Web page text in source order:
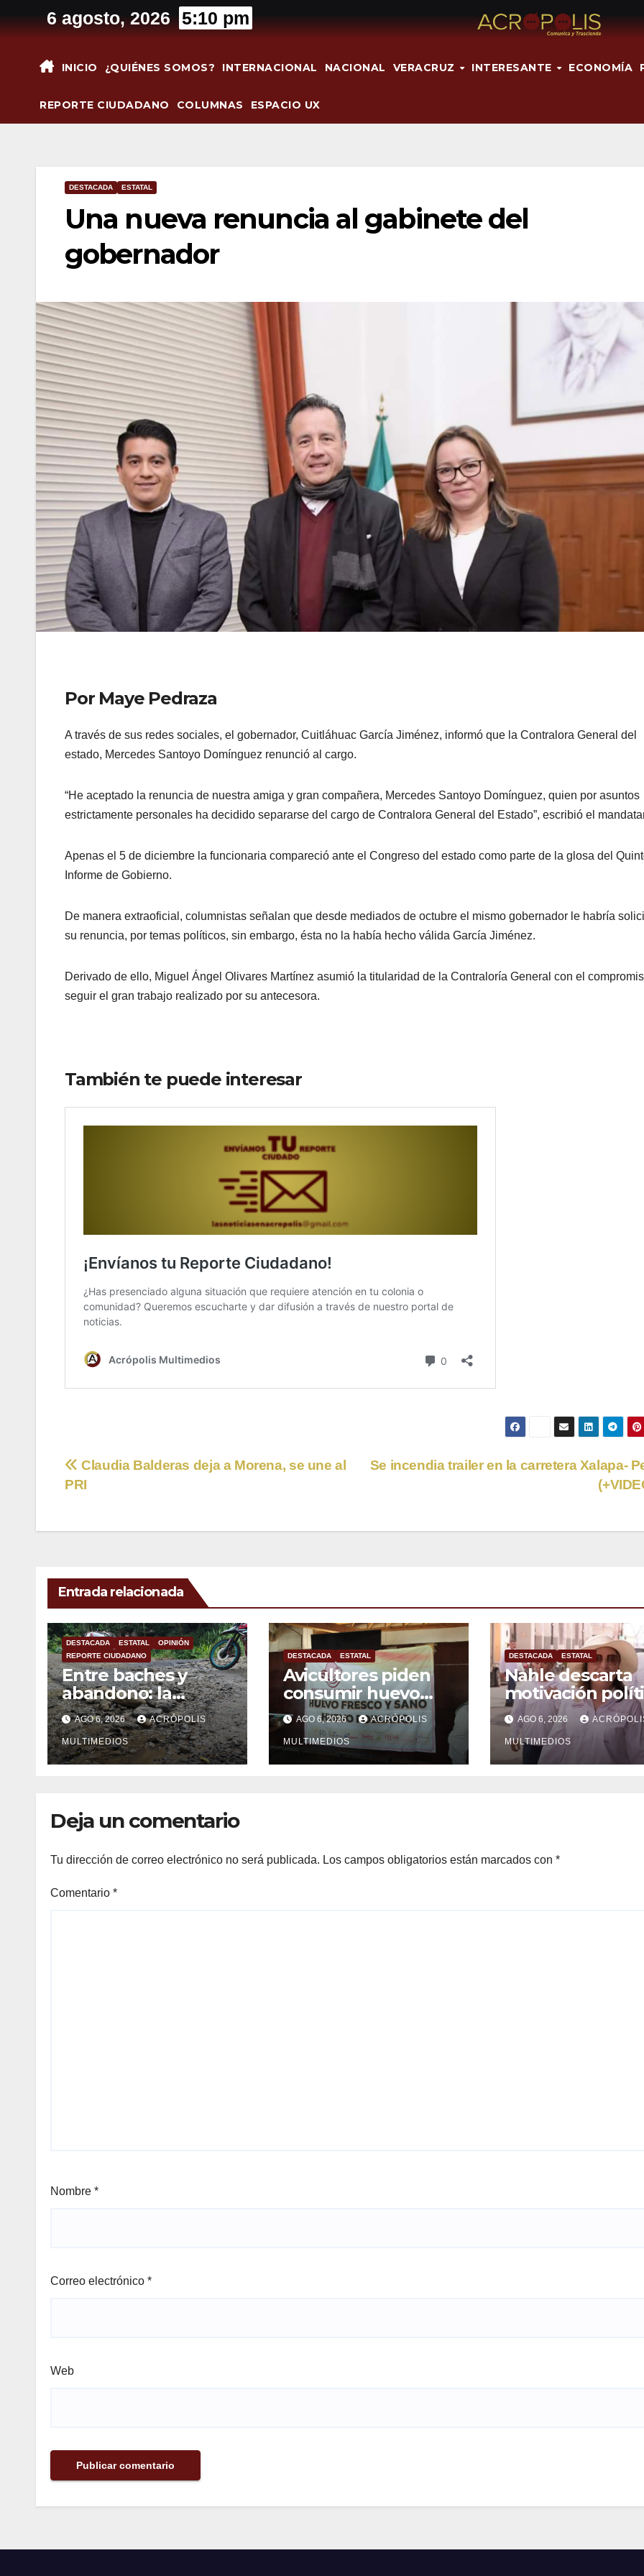
al
6 agosto, 2026 5:10 pm
INICIO ¿QUIÉNES SOMOS? INTERNACIONAL NACIONAL VERACRUZ INTERESANTE ECONOMÍA
REPORTE CIUDADANO COLUMNAS ESPACIO UX
DESTACADA ESTATAL
Una nueva renuncia al gabinete del
gobernador
Por Maye Pedraza
A través de sus redes sociales, el gobernador, Cuitláhuac García Jiménez, informó que la Contralora General del
estado, Mercedes Santoyo Domínguez renunció al cargo.
“He aceptado la renuncia de nuestra amiga y gran compañera, Mercedes Santoyo Domínguez, quien por asuntos
estrictamente personales ha decidido separarse del cargo de Contralora General del Estado”, escribió el
Apenas el 5 de diciembre la funcionaria compareció ante el Congreso del estado como parte de la glosa del
Informe de Gobierno.
De manera extraoficial, columnistas señalan que desde mediados de octubre el mismo gobernador le habría
su renuncia, por temas políticos, sin embargo, ésta no la había hecho válida García Jiménez.
Derivado de ello, Miguel Ángel Olivares Martínez asumió la titularidad de la Contraloría General con el
seguir el gran trabajo realizado por su antecesora.
También te puede interesar
Navegación
entradas
Se incendia trailer en la carretera Xalapa-
Claudia Balderas deja a Morena, se une al
PRI
Entrada relacionada
DESTACADA ESTATAL
OPINIÓN
REPORTE CIUDADANO
Entre baches y
abandono: la
carretera Colipa-
Yecuatla se
convierte en un
riesgo diario
AGO 6, 2026 ACRÓPOLIS
MULTIMEDIOS
DESTACADA ESTATAL
Avicultores piden
consumir huevo
mexicano ante
importaciones
AGO 6, 2026 ACRÓPOLIS
MULTIMEDIOS
DESTACADA ESTATAL
Nahle descarta
motivación
en desafueros
alcaldes
AGO 6, 2026
MULTIMEDIOS
Deja un comentario
Tu dirección de correo electrónico no será publicada. Los campos obligatorios están marcados con *
Comentario *
Nombre *
Correo electrónico *
Web